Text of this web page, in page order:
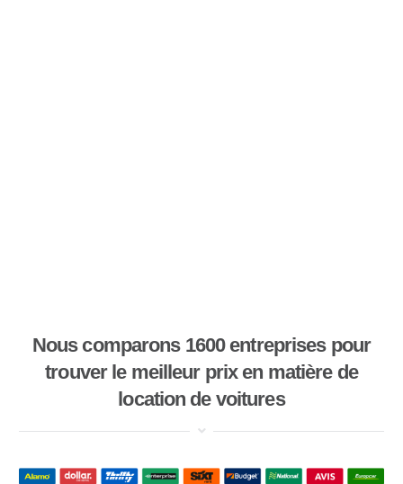
Nous comparons 1600 entreprises pour
trouver le meilleur prix en matière de
location de voitures